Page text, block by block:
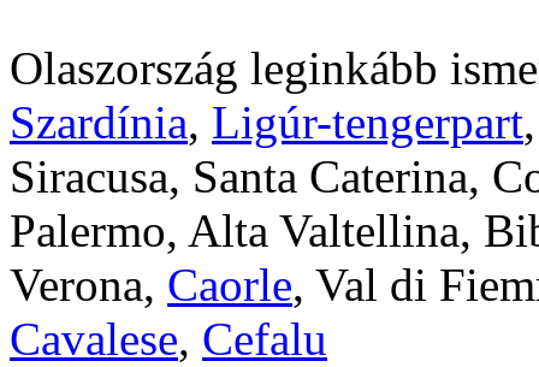
Olaszország leginkább
Szardínia, Ligúr-tengerpart
Siracusa, Santa Caterina,
Palermo, Alta Valtellina,
Verona, Caorle, Val di
Cavalese, Cefalu